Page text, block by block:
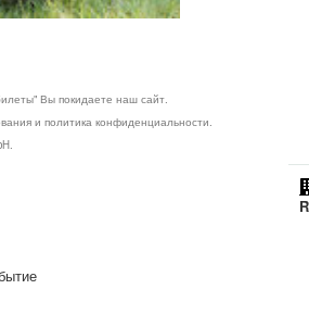
Вы покидаете наш сайт.
и политика конфиденциальности.